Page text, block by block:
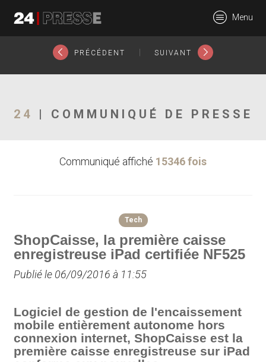
24Presse -
Communiqués de
Menu
PRÉCÉDENT SUIVANT
24 | COMMUNIQUÉ DE PRESSE
Communiqué affiché 15346 fois
Tech
ShopCaisse, la première caisse
enregistreuse iPad certifiée NF525
Publié le 06/09/2016 à 11:55
Logiciel de gestion de l'encaissement
mobile entièrement autonome hors
connexion internet, ShopCaisse est la
première caisse enregistreuse sur iPad